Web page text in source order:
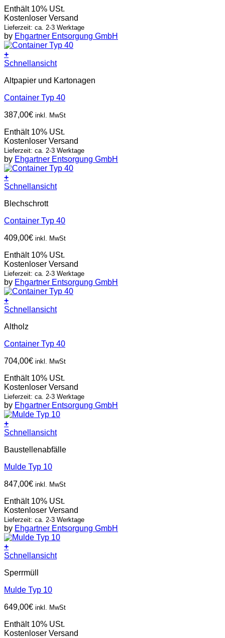
Enthält 10% USt.
Kostenloser Versand
Lieferzeit: ca. 2-3 Werktage
by Ehgartner Entsorgung GmbH
+
Schnellansicht
Altpapier und Kartonagen
Container Typ 40
387,00€ inkl. MwSt
Enthält 10% USt.
Kostenloser Versand
Lieferzeit: ca. 2-3 Werktage
by Ehgartner Entsorgung GmbH
+
Schnellansicht
Blechschrott
Container Typ 40
409,00€ inkl. MwSt
Enthält 10% USt.
Kostenloser Versand
Lieferzeit: ca. 2-3 Werktage
by Ehgartner Entsorgung GmbH
+
Schnellansicht
Altholz
Container Typ 40
704,00€ inkl. MwSt
Enthält 10% USt.
Kostenloser Versand
Lieferzeit: ca. 2-3 Werktage
by Ehgartner Entsorgung GmbH
+
Schnellansicht
Baustellenabfälle
Mulde Typ 10
847,00€ inkl. MwSt
Enthält 10% USt.
Kostenloser Versand
Lieferzeit: ca. 2-3 Werktage
by Ehgartner Entsorgung GmbH
+
Schnellansicht
Sperrmüll
Mulde Typ 10
649,00€ inkl. MwSt
Enthält 10% USt.
Kostenloser Versand